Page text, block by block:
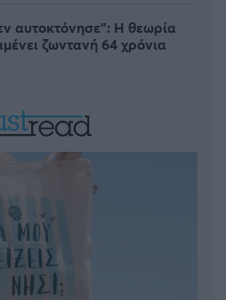
αυτοκτόνησε”: Η θεωρία
ζωντανή 64 χρόνια